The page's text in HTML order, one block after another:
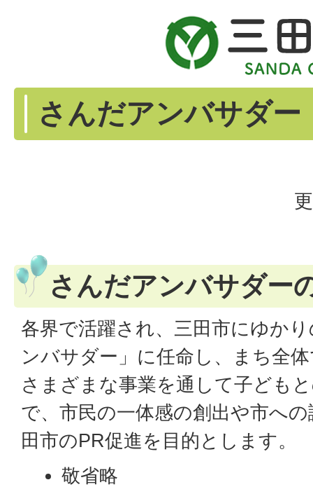
さんだアンバサダー
さんだアンバサダー
各界で活躍され、三田市にゆか
ンバサダー」に任命し、まち全
さまざまな事業を通して子ども
で、市民の一体感の創出や市へ
田市のPR促進を目的とします。
敬省略